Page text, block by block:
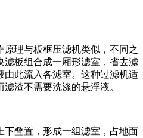
原理与板框压滤机类似，不同之
滤板组合成一厢形滤室，省去滤
由此流入各滤室。这种过滤机适
渣不需要洗涤的悬浮液。
下叠置，形成一组滤室，占地面